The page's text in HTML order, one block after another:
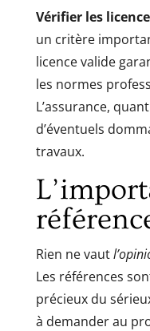
Vérifier les
un critère
licence valide
les normes
L’assurance,
d’éventuels
travaux.
Rien ne vaut
Les références
précieux du
à demander au